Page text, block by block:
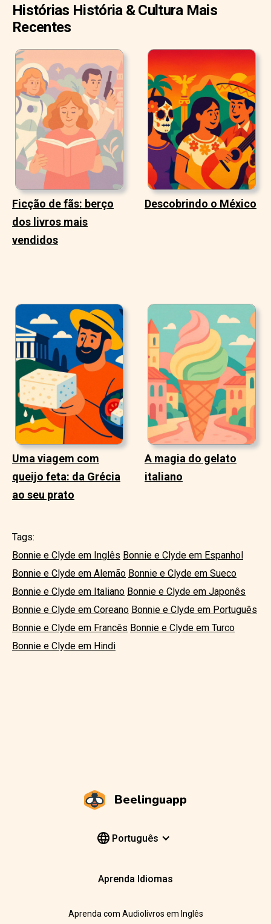
Histórias História & Cultura Mais
Recentes
Ficção de fãs: berço
dos livros mais
vendidos
Descobrindo o México
Uma viagem com
queijo feta: da Grécia
ao seu prato
A magia do gelato
italiano
Tags:
Bonnie e Clyde em Inglês Bonnie e Clyde em Espanhol
Bonnie e Clyde em Alemão Bonnie e Clyde em Sueco
Bonnie e Clyde em Italiano Bonnie e Clyde em Japonês
Bonnie e Clyde em Coreano Bonnie e Clyde em Português
Bonnie e Clyde em Francês Bonnie e Clyde em Turco
Bonnie e Clyde em Hindi
Beelinguapp
Português
Aprenda Idiomas
Aprenda com Audiolivros em Inglês